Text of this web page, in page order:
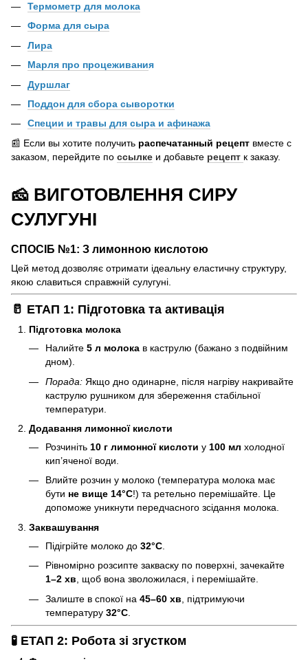
Термометр для молока
Форма для сыра
Лира
Марля про процеживания
Дуршлаг
Поддон для сбора сыворотки
Специи и травы для сыра и афинажа
📰 Если вы хотите получить распечатанный рецепт вместе с
заказом, перейдите по ссылке и добавьте рецепт к заказу.
🧀 ВИГОТОВЛЕННЯ СИРУ
СУЛУГУНІ
СПОСІБ №1: З лимонною кислотою
Цей метод дозволяє отримати ідеальну еластичну структуру,
якою славиться справжній сулугуні.
🥛 ЕТАП 1: Підготовка та активація
Підготовка молока
Налийте 5 л молока в каструлю (бажано з подвійним
дном).
Порада: Якщо дно одинарне, після нагріву накривайте
каструлю рушником для збереження стабільної
температури.
Додавання лимонної кислоти
Розчиніть 10 г лимонної кислоти у 100 мл холодної
кип’яченої води.
Влийте розчин у молоко (температура молока має
бути не вище 14°C!) та ретельно перемішайте. Це
допоможе уникнути передчасного зсідання молока.
Заквашування
Підігрійте молоко до 32°C
Рівномірно розсипте закваску по поверхні, зачекайте
1–2 хв, щоб вона зволожилася, і перемішайте.
Залиште в спокої на 45–60 хв , підтримуючи
температуру 32°C
🧪 ЕТАП 2: Робота зі згустком